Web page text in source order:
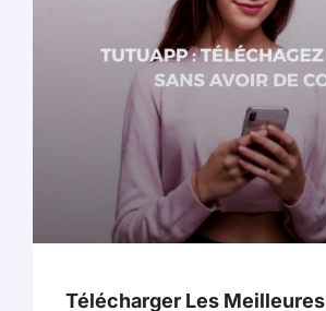
Télécharger Les Meilleures